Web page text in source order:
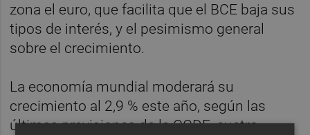
zona el euro, que facilita que el BCE baja sus
tipos de interés, y el pesimismo general
sobre el crecimiento.
La economía mundial moderará su
crecimiento al 2,9 % este año, según las
últimas previsiones de la OCDE, cuatro